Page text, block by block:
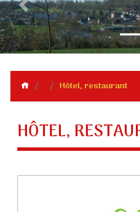
Previous
Hôtel, restaurant
HÔTEL,